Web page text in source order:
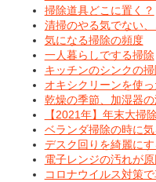
掃除道具どこに置く？
清掃のやる気でない、
気になる掃除の頻度
一人暮らしでする掃除
キッチンのシンクの
オキシクリーンを使
乾燥の季節、加湿器
【2021年】年末大掃
ベランダ掃除の時に
デスク回りを綺麗に
電子レンジの汚れが
コロナウイルス対策